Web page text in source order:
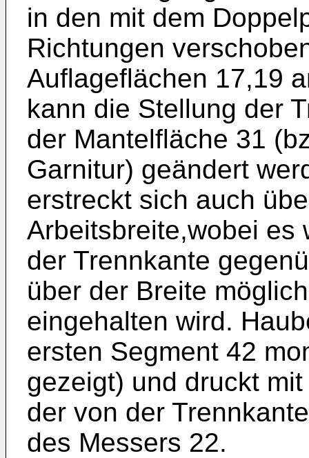
in den mit dem
Richtungen
Auflageflächen 17,19
kann die Stellung der
der Mantelfläche 31
Garnitur) geändert
erstreckt sich auch
Arbeitsbreite,wobei es
der Trennkante
über der Breite
eingehalten wird.
ersten Segment 42
gezeigt) und druckt
der von der
des Messers 22.